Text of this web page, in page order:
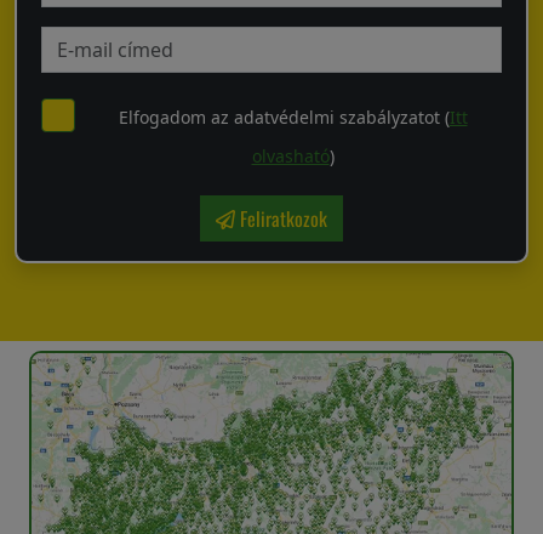
Elfogadom az adatvédelmi szabályzatot (Itt
olvasható)
Feliratkozok